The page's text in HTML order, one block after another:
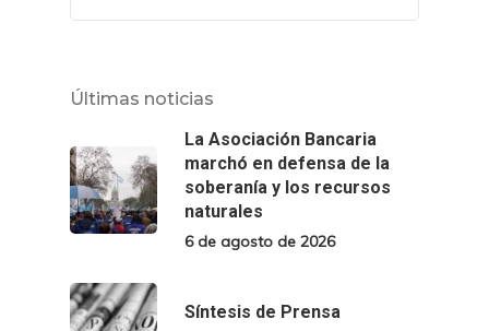
Últimas noticias
La Asociación Bancaria
marchó en defensa de la
soberanía y los recursos
naturales
6 de agosto de 2026
Síntesis de Prensa